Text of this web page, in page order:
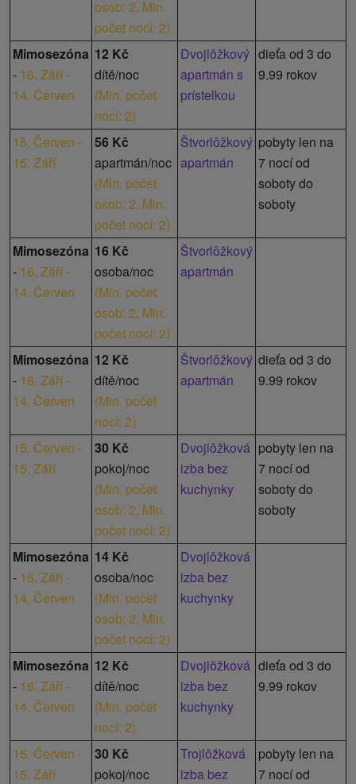
osob: 2, Min.
počet nocí: 2)
Mimosezóna
- 16. Září -
14. Červen
12 Kč
dítě/noc
(Min. počet
nocí: 2)
Dvojlôžkový
apartmán s
prístelkou
dieťa od 3 do
9.99 rokov
15. Červen -
15. Září
56 Kč
apartmán/noc
(Min. počet
osob: 2, Min.
počet nocí: 2)
Štvorlôžkový
apartmán
pobyty len na
7 nocí od
soboty do
soboty
Mimosezóna
- 16. Září -
14. Červen
16 Kč
osoba/noc
(Min. počet
osob: 2, Min.
počet nocí: 2)
Štvorlôžkový
apartmán
Mimosezóna
- 16. Září -
14. Červen
12 Kč
dítě/noc
(Min. počet
nocí: 2)
Štvorlôžkový
apartmán
dieťa od 3 do
9.99 rokov
15. Červen -
15. Září
30 Kč
pokoj/noc
(Min. počet
osob: 2, Min.
počet nocí: 2)
Dvojlôžková
izba bez
kuchynky
pobyty len na
7 nocí od
soboty do
soboty
Mimosezóna
- 16. Září -
14. Červen
14 Kč
osoba/noc
(Min. počet
osob: 2, Min.
počet nocí: 2)
Dvojlôžková
izba bez
kuchynky
Mimosezóna
- 16. Září -
14. Červen
12 Kč
dítě/noc
(Min. počet
nocí: 2)
Dvojlôžková
izba bez
kuchynky
dieťa od 3 do
9.99 rokov
15. Červen -
15. Září
30 Kč
pokoj/noc
Trojlôžková
izba bez
pobyty len na
7 nocí od